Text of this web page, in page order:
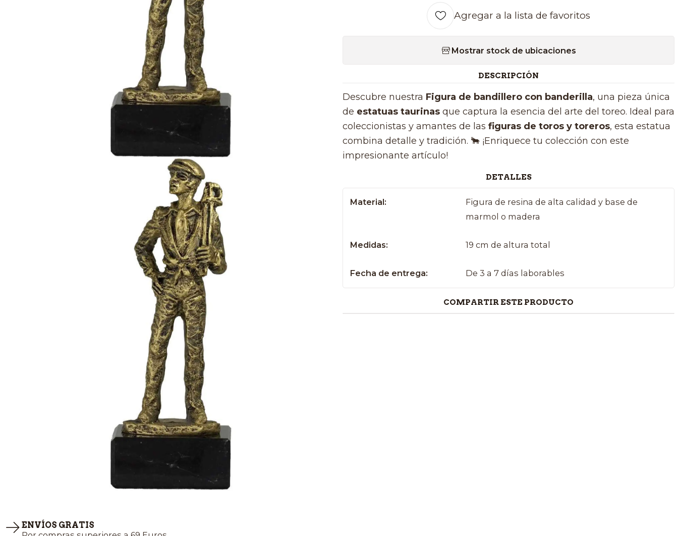
Agregar a la lista de favoritos
Mostrar stock de ubicaciones
DESCRIPCIÓN
Descubre nuestra Figura de bandillero con banderilla, una pieza única
de estatuas taurinasque captura la esencia del arte del toreo. Ideal para
coleccionistas y amantes de las figuras de toros y toreros, esta estatua
combina detalle y tradición. 🐂 ¡Enriquece tu colección con este
impresionante artículo!
DETALLES
Material:
Figura de resina de alta calidad y base de
marmol o madera
Medidas: 19 cm de altura total
Fecha de entrega: De 3 a 7 días laborables
COMPARTIR ESTE PRODUCTO
ENVÍOS GRATIS